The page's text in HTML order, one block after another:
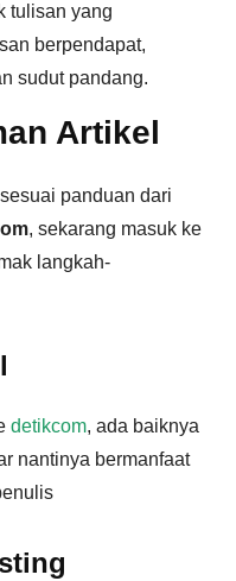
tulisan yang
berpendapat,
sudut pandang.
Artikel
panduan dari
, sekarang masuk ke
langkah-
detikcom, ada baiknya
nantinya bermanfaat